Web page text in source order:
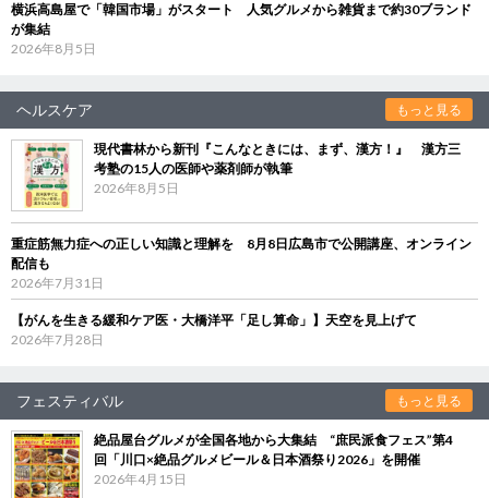
横浜高島屋で「韓国市場」がスタート 人気グルメから雑貨まで約30ブランド
が集結
2026年8月5日
ヘルスケア もっと見る
現代書林から新刊『こんなときには、まず、漢方！』 漢方三
考塾の15人の医師や薬剤師が執筆
2026年8月5日
重症筋無力症への正しい知識と理解を 8月8日広島市で公開講座、オンライン
配信も
2026年7月31日
【がんを生きる緩和ケア医・大橋洋平「足し算命」】天空を見上げて
2026年7月28日
フェスティバル もっと見る
絶品屋台グルメが全国各地から大集結 “庶民派食フェス”第4
回「川口×絶品グルメビール＆日本酒祭り2026」を開催
2026年4月15日